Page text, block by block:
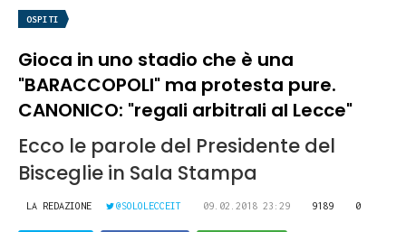
OSPITI
Gioca in uno stadio che è una
"BARACCOPOLI" ma protesta pure.
CANONICO: "regali arbitrali al Lecce"
Ecco le parole del Presidente del
Bisceglie in Sala Stampa
LA REDAZIONE @SOLOLECCEIT 09.02.2018 23:29 9189 0